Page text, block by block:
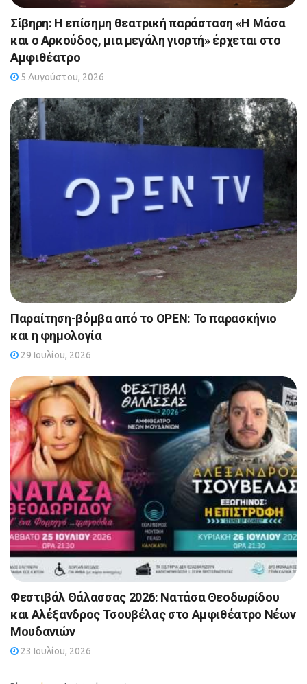
Σίβηρη: Η επίσημη θεατρική παράσταση «Η Μάσα
και ο Αρκούδος, μια μεγάλη γιορτή» έρχεται στο
Αμφιθέατρο
5 Αυγούστου, 2026
Παραίτηση-βόμβα από το OPEN: Το παρασκήνιο
και η φημολογία
29 Ιουλίου, 2026
Φεστιβάλ Θάλασσας 2026: Νατάσα Θεοδωρίδου
και Αλέξανδρος Τσουβέλας στο Αμφιθέατρο Νέων
Μουδανιών
23 Ιουλίου, 2026